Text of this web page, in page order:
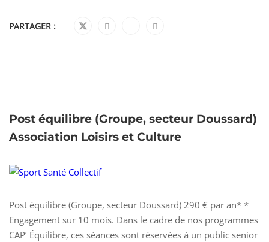
PARTAGER :
Post équilibre (Groupe, secteur Doussard)
Association Loisirs et Culture
Post équilibre (Groupe, secteur Doussard) 290 € par an* *
Engagement sur 10 mois. Dans le cadre de nos programmes
CAP’ Équilibre, ces séances sont réservées à un public senior